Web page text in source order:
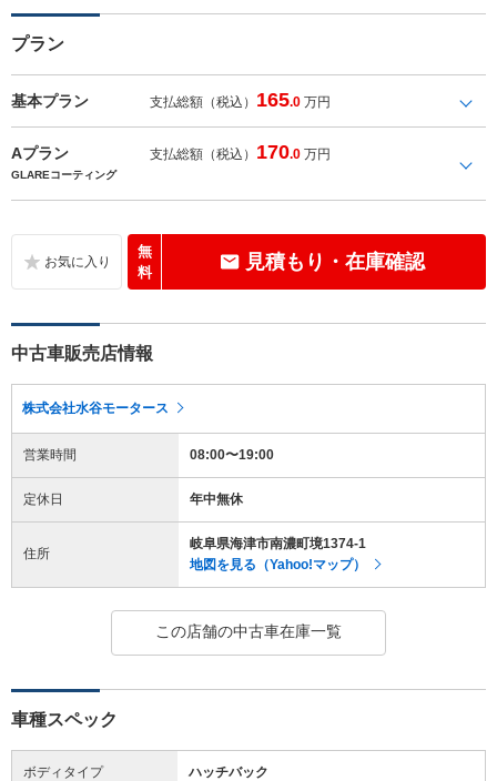
プラン
基本プラン 支払総額（税込） 165.0 万円
Aプラン 支払総額（税込） 170.0 万円
GLAREコーティング
無
料
見積もり・在庫確認
中古車販売店情報
株式会社水谷モータース
営業時間 08:00〜19:00
定休日 年中無休
住所
岐阜県海津市南濃町境1374-1
地図を見る（Yahoo!マップ）
この店舗の中古車在庫一覧
車種スペック
ボディタイプ ハッチバック